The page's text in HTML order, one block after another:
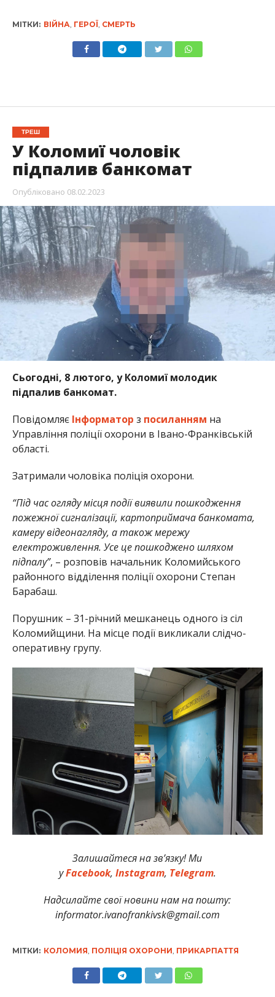
МІТКИ: ВІЙНА ГЕРОЇ, СМЕРТЬ
ТРЕШ
У Коломиї чоловік
підпалив банкомат
Опубліковано 08.02.2023
Сьогодні, 8 лютого, у Коломиї молодик
підпалив банкомат.
Повідомляє Інформатор з посиланням на
Управління поліції охорони в Івано-Франківській
області.
Затримали чоловіка поліція охорони.
“Під час огляду місця події виявили пошкодження
пожежної сигналізації, картоприймача банкомата,
камеру відеонагляду, а також мережу
електроживлення. Усе це пошкоджено шляхом
підпалу”, – розповів начальник Коломийського
районного відділення поліції охорони Степан
Барабаш.
Порушник – 31-річний мешканець одного із сіл
Коломийщини. На місце події викликали слідчо-
оперативну групу.
Залишайтеся на зв’язку! Ми
уFacebook, Instagram, Telegram.
Надсилайте свої новини нам на пошту:
informator.ivanofrankivsk@gmail.com
МІТКИ: КОЛОМИЯ, ПОЛІЦІЯ ОХОРОНИ, ПРИКАРПАТТЯ